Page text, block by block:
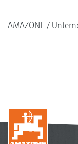
AMAZONE